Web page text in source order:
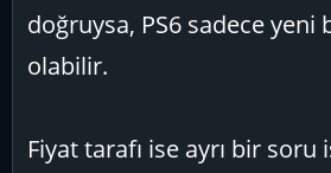
doğruysa, PS6 sadece
olabilir.
Fiyat tarafı ise ayrı bir